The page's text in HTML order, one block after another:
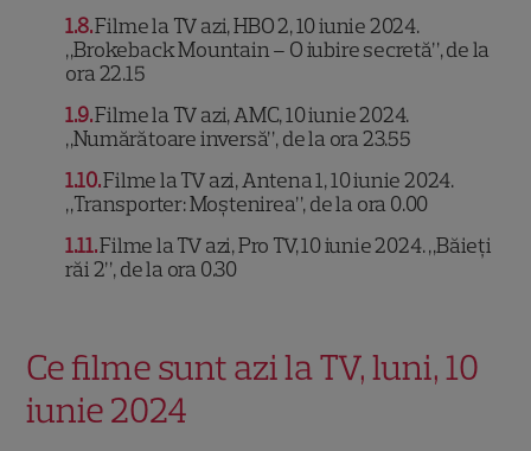
1.8Filme la TV azi, HBO 2, 10 iunie 2024.
„Brokeback Mountain – O iubire secretă”, de la
ora 22.15
1.9Filme la TV azi, AMC, 10 iunie 2024.
„Numărătoare inversă”, de la ora 23.55
1.10Filme la TV azi, Antena 1, 10 iunie 2024.
„Transporter: Moștenirea”, de la ora 0.00
1.11Filme la TV azi, Pro TV, 10 iunie 2024. „Băieți
răi 2”, de la ora 0.30
Ce filme sunt azi la TV, luni, 10
iunie 2024